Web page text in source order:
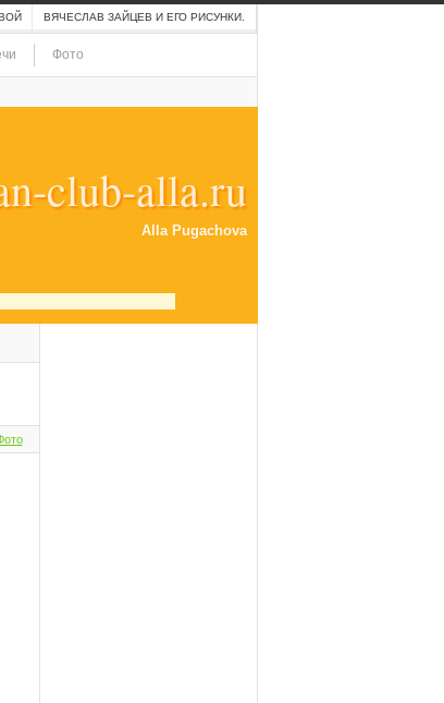
club-alla.ru
Alla Pugachova
ВЯЧЕСЛАВ ЗАЙЦЕВ И ЕГО РИСУНКИ.
Фото